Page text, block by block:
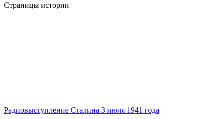
Страницы истории
Радиовыступление Сталина 3 июля 1941 года